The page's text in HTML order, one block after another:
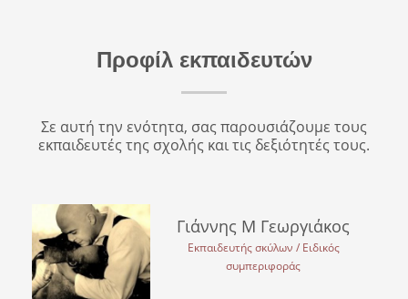
Προφίλ εκπαιδευτών
Σε αυτή την ενότητα, σας παρουσιάζουμε τους
εκπαιδευτές της σχολής και τις δεξιότητές τους.
Γιάννης Μ Γεωργιάκος
Εκπαιδευτής σκύλων / Ειδικός
συμπεριφοράς